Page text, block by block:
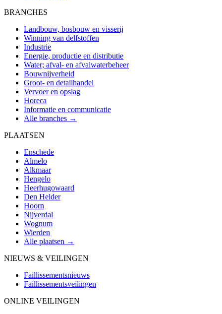
BRANCHES
Landbouw, bosbouw en visserij
Winning van delfstoffen
Industrie
Energie, productie en distributie
Water; afval- en afvalwaterbeheer
Bouwnijverheid
Groot- en detailhandel
Vervoer en opslag
Horeca
Informatie en communicatie
Alle branches →
PLAATSEN
Enschede
Almelo
Alkmaar
Hengelo
Heerhugowaard
Den Helder
Hoorn
Nijverdal
Wognum
Wierden
Alle plaatsen →
NIEUWS & VEILINGEN
Faillissementsnieuws
Faillissementsveilingen
ONLINE VEILINGEN